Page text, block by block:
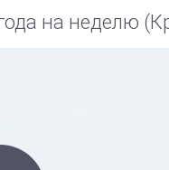
на неделю